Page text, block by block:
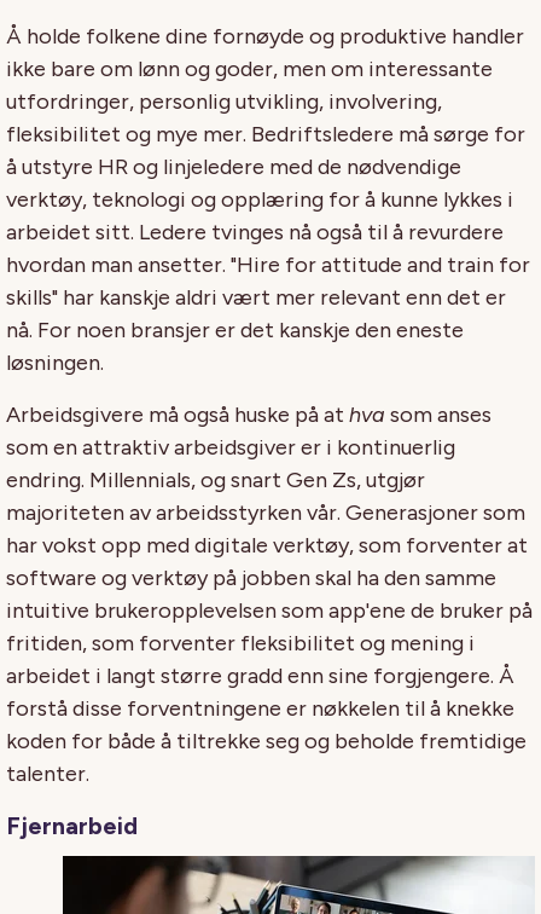
Å holde folkene dine fornøyde og produktive handler
ikke bare om lønn og goder, men om interessante
utfordringer, personlig utvikling, involvering,
fleksibilitet og mye mer. Bedriftsledere må sørge for
å utstyre HR og linjeledere med de nødvendige
verktøy, teknologi og opplæring for å kunne lykkes i
arbeidet sitt. Ledere tvinges nå også til å revurdere
hvordan man ansetter. "Hire for attitude and train for
skills" har kanskje aldri vært mer relevant enn det er
nå. For noen bransjer er det kanskje den eneste
løsningen.
Arbeidsgivere må også huske på at hva som anses
som en attraktiv arbeidsgiver er i kontinuerlig
endring. Millennials, og snart Gen Zs, utgjør
majoriteten av arbeidsstyrken vår. Generasjoner som
har vokst opp med digitale verktøy, som forventer at
software og verktøy på jobben skal ha den samme
intuitive brukeropplevelsen som app'ene de bruker på
fritiden, som forventer fleksibilitet og mening i
arbeidet i langt større gradd enn sine forgjengere. Å
forstå disse forventningene er nøkkelen til å knekke
koden for både å tiltrekke seg og beholde fremtidige
talenter.
Fjernarbeid